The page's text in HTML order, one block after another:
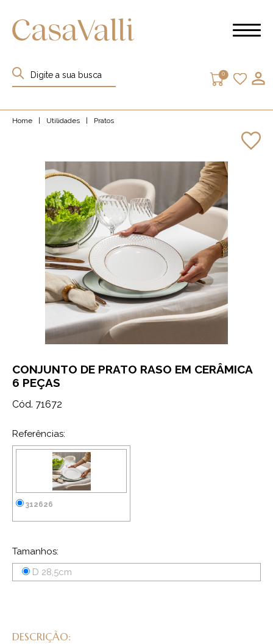
0
Home Utilidades Pratos
CONJUNTO DE PRATO RASO EM CERÂMICA
6 PEÇAS
Cód. 71672
Referências:
312626
Tamanhos:
D 28,5cm
DESCRIÇÃO: